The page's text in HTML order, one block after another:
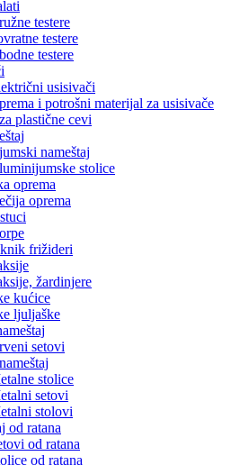
testere
testere
testere
usisivači
i potrošni materijal za usisivače
plastične cevi
nameštaj
stolice
oprema
oprema
frižideri
žardinjere
kućice
ljuljaške
setovi
stolice
setovi
stolovi
od ratana
od ratana
od ratana